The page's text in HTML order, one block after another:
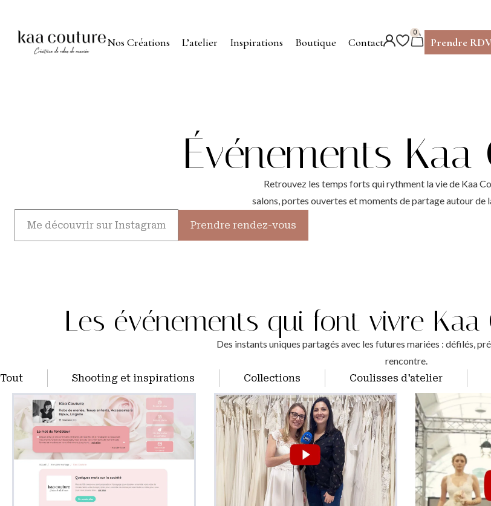
Nos Créations L’atelier Inspirations Boutique Contact
0
Prendre
Événements
Retrouvez les temps forts qui rythment la vie de Kaa
salons, portes ouvertes et moments de partage autour de
Me découvrir sur Instagram Prendre rendez-vous
Les événements qui font vivre Kaa
Des instants uniques partagés avec les futures mariées : défilés,
rencontre.
Tout
Shooting et inspirations Collections Coulisses d'atelier